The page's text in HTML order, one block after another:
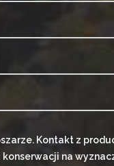
Kontakt z
na